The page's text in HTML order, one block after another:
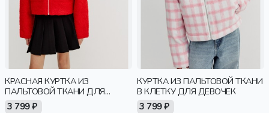
КРАСНАЯ КУРТКА ИЗ
ПАЛЬТОВОЙ ТКАНИ ДЛЯ
ДЕВОЧЕК
3 799 ₽
КУРТКА ИЗ ПАЛЬТОВОЙ ТКАНИ
В КЛЕТКУ ДЛЯ ДЕВОЧЕК
3 799 ₽